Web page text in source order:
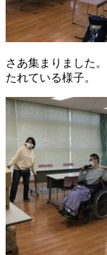
さあ集まりました
たれている様子。